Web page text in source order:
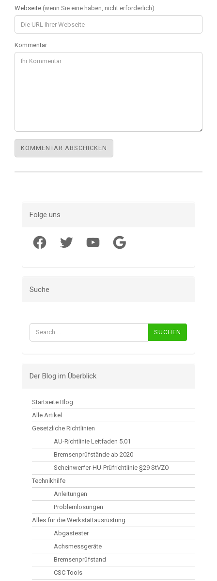
Webseite (wenn Sie eine haben, nicht erforderlich)
Kommentar
Folge uns
Facebook Twitter YouTube Google
Suche
Suchen
nach:
Der Blog im Überblick
Startseite Blog
Alle Artikel
Gesetzliche Richtlinien
AU-Richtlinie Leitfaden 5.01
Bremsenprüfstände ab 2020
Scheinwerfer-HU-Prüfrichtlinie §29 StVZO
Technikhilfe
Anleitungen
Problemlösungen
Alles für die Werkstattausrüstung
Abgastester
Achsmessgeräte
Bremsenprüfstand
CSC Tools